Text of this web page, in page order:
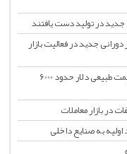
جدید در تولید دست یافتند
جدید در فعالیت بازار
اظهار نظر رئیس‌جمهور در خصوص قیمت دلار/ قیمت طبیعی دلار حدود 6000
در بازار معاملات
به صنایع داخلی